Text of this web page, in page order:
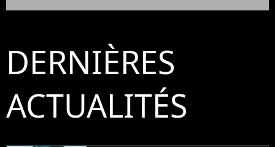
DERNIÈRES
ACTUALITÉS